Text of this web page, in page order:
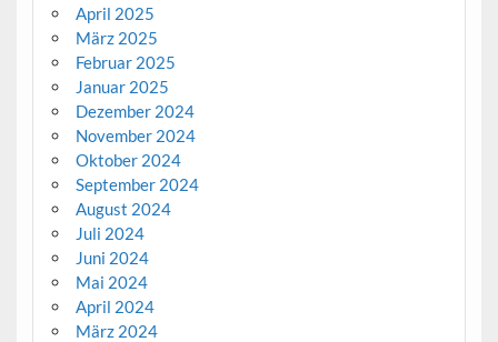
April 2025
März 2025
Februar 2025
Januar 2025
Dezember 2024
November 2024
Oktober 2024
September 2024
August 2024
Juli 2024
Juni 2024
Mai 2024
April 2024
März 2024